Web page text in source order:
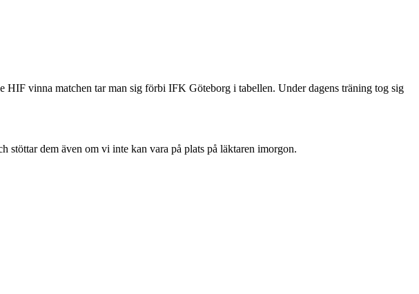
vinna matchen tar man sig förbi IFK Göteborg i tabellen. Under dagens träning tog sig
stöttar dem även om vi inte kan vara på plats på läktaren imorgon.